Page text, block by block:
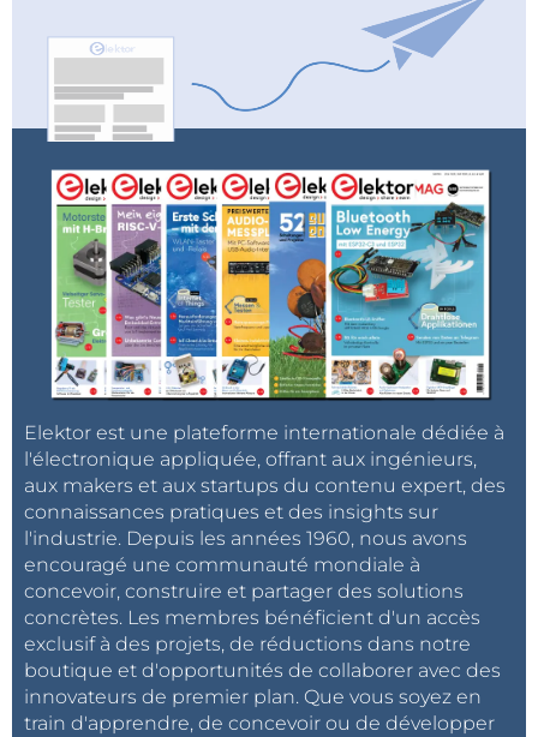
Elektor est une plateforme internationale dédiée à
l'électronique appliquée, offrant aux ingénieurs,
aux makers et aux startups du contenu expert, des
connaissances pratiques et des insights sur
l'industrie. Depuis les années 1960, nous avons
encouragé une communauté mondiale à
concevoir, construire et partager des solutions
concrètes. Les membres bénéficient d'un accès
exclusif à des projets, de réductions dans notre
boutique et d'opportunités de collaborer avec des
innovateurs de premier plan. Que vous soyez en
train d'apprendre, de concevoir ou de développer